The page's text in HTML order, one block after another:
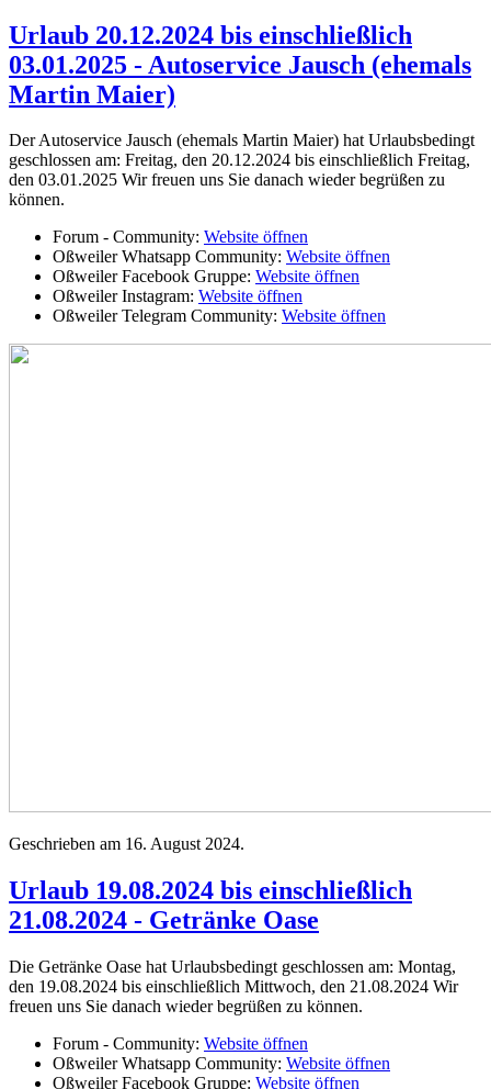
Urlaub 20.12.2024 bis einschließlich
03.01.2025 - Autoservice Jausch (ehemals
Martin Maier)
Der Autoservice Jausch (ehemals Martin Maier) hat Urlaubsbedingt
geschlossen am: Freitag, den 20.12.2024 bis einschließlich Freitag,
den 03.01.2025 Wir freuen uns Sie danach wieder begrüßen zu
können.
Forum - Community: Website öffnen
Oßweiler Whatsapp Community: Website öffnen
Oßweiler Facebook Gruppe: Website öffnen
Oßweiler Instagram: Website öffnen
Oßweiler Telegram Community: Website öffnen
Geschrieben am 16. August 2024.
Urlaub 19.08.2024 bis einschließlich
21.08.2024 - Getränke Oase
Die Getränke Oase hat Urlaubsbedingt geschlossen am: Montag,
den 19.08.2024 bis einschließlich Mittwoch, den 21.08.2024 Wir
freuen uns Sie danach wieder begrüßen zu können.
Forum - Community: Website öffnen
Oßweiler Whatsapp Community: Website öffnen
Oßweiler Facebook Gruppe: Website öffnen